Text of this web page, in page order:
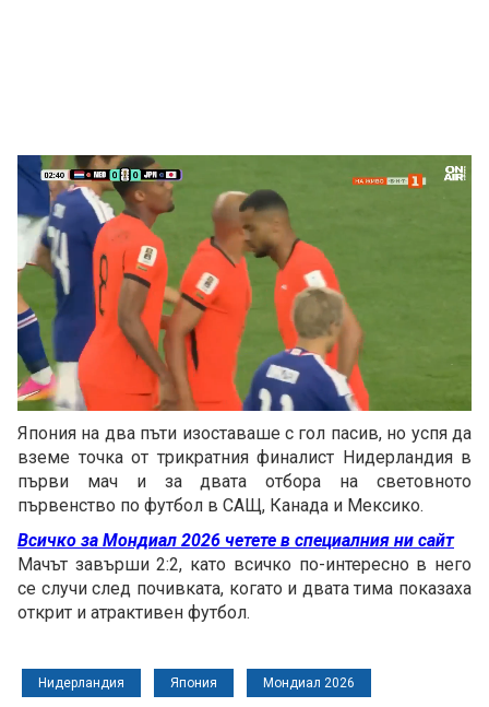
Unmute Loaded
50.85%
Япония на два пъти изоставаше с гол пасив, но успя да
вземе точка от трикратния финалист Нидерландия в
първи мач и за двата отбора на световното
първенство по футбол в САЩ, Канада и Мексико.
Всичко за Мондиал 2026 четете в специалния ни сайт
Мачът завърши 2:2, като всичко по-интересно в него
се случи след почивката, когато и двата тима показаха
открит и атрактивен футбол.
Нидерландия Япония Мондиал 2026